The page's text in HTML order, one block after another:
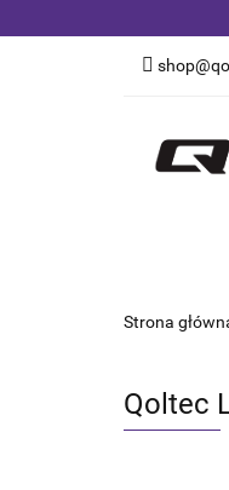
Blog
Strona
Qoltec